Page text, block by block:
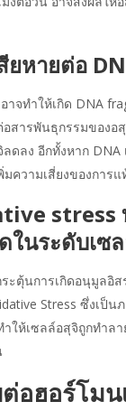
ยหายต่อ
าจทำให้เกิด DNA
สารพันธุกรรมของอ
ลดลง อีกทั้งหาก DNA
มความเสี่ยงของการ
stress
ในระดับเซ
ระตุ้นการเกิดอนุมูลอิ
Stress ซึ่งเป็น
ำให้เซลล์อสุจิถูกทำล
อฮอร์โมน